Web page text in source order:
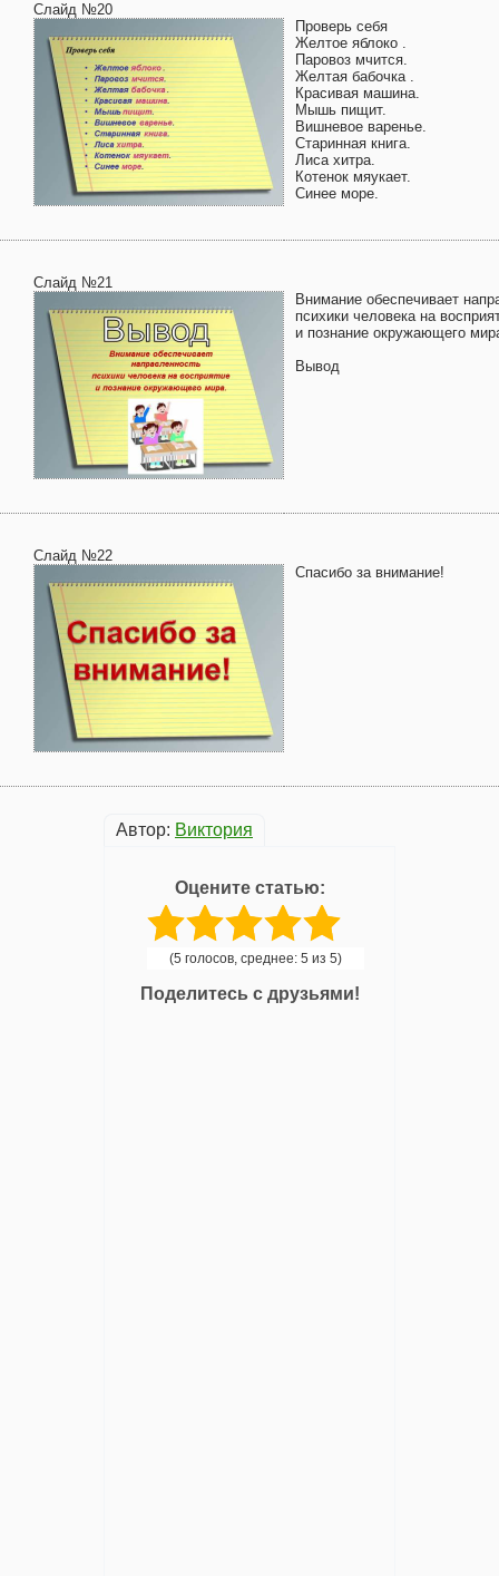
Слайд №20
Проверь себя
Желтое яблоко .
Паровоз мчится.
Желтая бабочка .
Красивая машина.
Мышь пищит.
Вишневое варенье.
Старинная книга.
Лиса хитра.
Котенок мяукает.
Синее море.
Слайд №21
Внимание обеспечивает
психики человека на
и познание окружающего
Вывод
Слайд №22
Спасибо за внимание!
Автор: Виктория
Оцените статью:
(5 голосов, среднее: 5 из 5)
Поделитесь с друзьями!